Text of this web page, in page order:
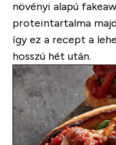
növényi alapú
proteintartalma
így ez a recept a
hosszú hét után.